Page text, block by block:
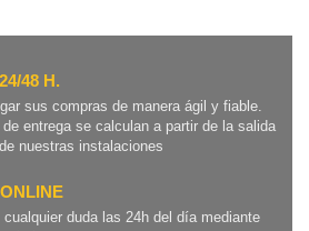
48 H.
sus compras de manera ágil y fiable.
entrega se calculan a partir de la salida
nuestras instalaciones
cualquier duda las 24h del día mediante